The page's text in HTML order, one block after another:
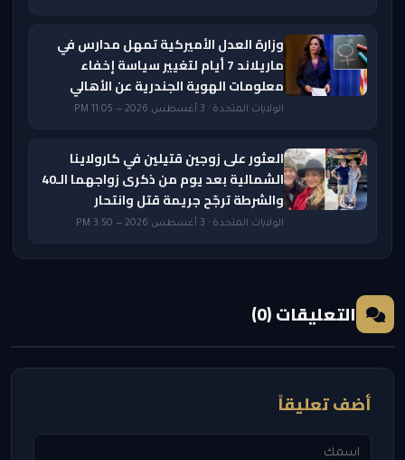
وزارة العدل الأميركية تمهل مدارس في
ماريلاند 7 أيام لتغيير سياسة إخفاء
معلومات الهوية الجندرية عن الأهالي
الولايات المتحدة · 3 أغسطس 2026 — 11:05 PM
العثور على زوجين قتيلين في كارولاينا
الشمالية بعد يوم من ذكرى زواجهما الـ40
والشرطة ترجّح جريمة قتل وانتحار
الولايات المتحدة · 3 أغسطس 2026 — 3:50 PM
التعليقات (0)
أضف تعليقاً